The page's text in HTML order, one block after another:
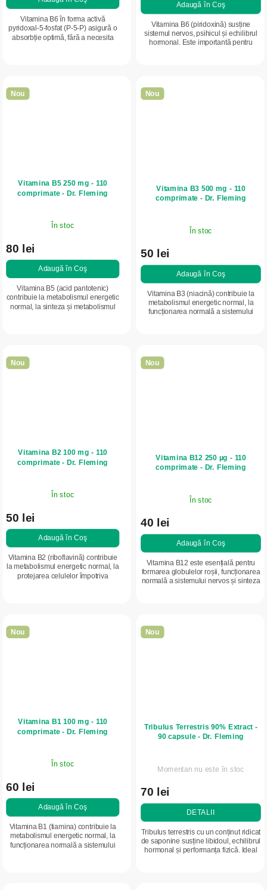
Vitamina B6 în forma activă
pyridoxal-5-fosfat (P-5-P) asigură o
absorbție optimă, fără a necesita
Adaugă în Coş
Vitamina B6 (piridoxină) susține
sistemul nervos, psihicul și echilibrul
hormonal. Este importantă pentru
Nou
Vitamina B5 250 mg - 110
comprimate - Dr. Fleming
În stoc
80 lei
Adaugă în Coş
Vitamina B5 (acid pantotenic)
contribuie la metabolismul energetic
normal, la sinteza și metabolismul
Nou
Vitamina B3 500 mg - 110
comprimate - Dr. Fleming
În stoc
50 lei
Adaugă în Coş
Vitamina B3 (niacină) contribuie la
metabolismul energetic normal, la
funcționarea normală a sistemului
Nou
Vitamina B2 100 mg - 110
comprimate - Dr. Fleming
În stoc
50 lei
Adaugă în Coş
Vitamina B2 (riboflavină) contribuie
la metabolismul energetic normal, la
protejarea celulelor împotriva
Nou
Vitamina B12 250 µg - 110
comprimate - Dr. Fleming
În stoc
40 lei
Adaugă în Coş
Vitamina B12 este esențială pentru
formarea globulelor roșii, funcționarea
normală a sistemului nervos și sinteza
Nou
Vitamina B1 100 mg - 110
comprimate - Dr. Fleming
În stoc
60 lei
Adaugă în Coş
Vitamina B1 (tiamina) contribuie la
metabolismul energetic normal, la
funcționarea normală a sistemului
Nou
Tribulus Terrestris 90% Extract -
90 capsule - Dr. Fleming
Momentan nu este în stoc
70 lei
DETALII
Tribulus terrestris cu un conținut ridicat
de saponine susține libidoul, echilibrul
hormonal și performanța fizică. Ideal